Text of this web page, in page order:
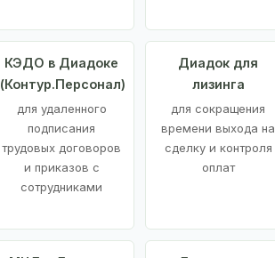
КЭДО в Диадоке
(Контур.Персонал)
для удаленного
подписания
трудовых договоров
и приказов с
сотрудниками
Диадок для
лизинга
для сокращения
времени выхода на
сделку и контроля
оплат